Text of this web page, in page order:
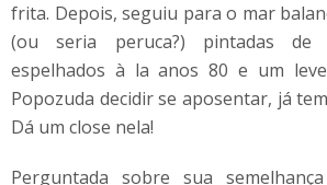
frita. Depois, seguiu para o mar
(ou seria peruca?) pintadas
espelhados à la anos 80 e um leve
Popozuda decidir se aposentar, já
Dá um close nela!
Perguntada sobre sua